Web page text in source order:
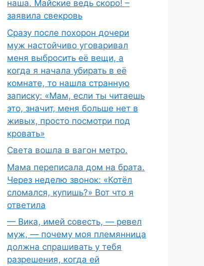
наша. Майские ведь скоро! –
заявила свекровь
Сразу после похорон дочери
муж настойчиво уговаривал
меня выбросить её вещи, а
когда я начала убирать в её
комнате, то нашла странную
записку: «Мам, если ты читаешь
это, значит, меня больше нет в
живых, просто посмотри под
кровать»
Света вошла в вагон метро.
Мама переписала дом на брата.
Через неделю звонок: «Котёл
сломался, купишь?» Вот что я
ответила
— Вика, имей совесть, — ревел
муж, — почему моя племянница
должна спрашивать у тебя
разрешения, когда ей